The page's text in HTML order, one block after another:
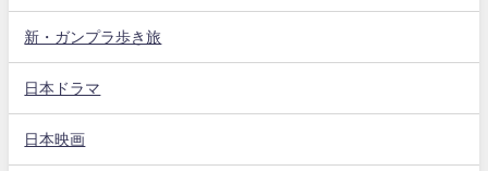
新・ガンプラ歩き旅
日本ドラマ
日本映画